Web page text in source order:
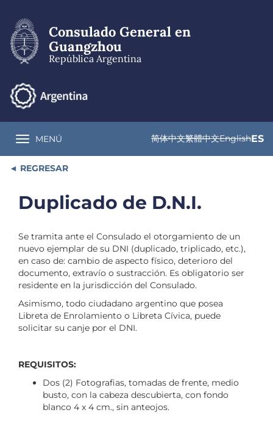
contenido
principal
Consulado General en
Guangzhou
República Argentina
Toggle navigation
MENÚ 简体中文繁體中文EnglishES
REGRESAR
Duplicado de D.N.I.
Se tramita ante el Consulado el otorgamiento de un
nuevo ejemplar de su DNI (duplicado, triplicado, etc.),
en caso de: cambio de aspecto físico, deterioro del
documento, extravío o sustracción. Es obligatorio ser
residente en la jurisdicción del Consulado.
Asimismo, todo ciudadano argentino que posea
Libreta de Enrolamiento o Libreta Cívica, puede
solicitar su canje por el DNI.
REQUISITOS:
Dos (2) Fotografias, tomadas de frente, medio
busto, con la cabeza descubierta, con fondo
blanco 4 x 4 cm., sin anteojos.